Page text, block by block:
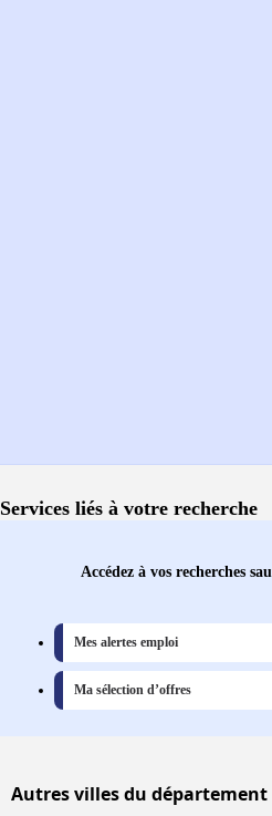
Services liés à votre recherche
Accédez à vos recherches
Mes alertes emploi
Ma sélection d’offres
Autresvillesdu département